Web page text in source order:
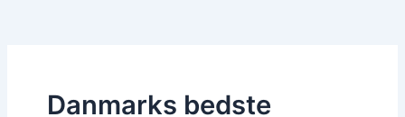
Danmarks bedste